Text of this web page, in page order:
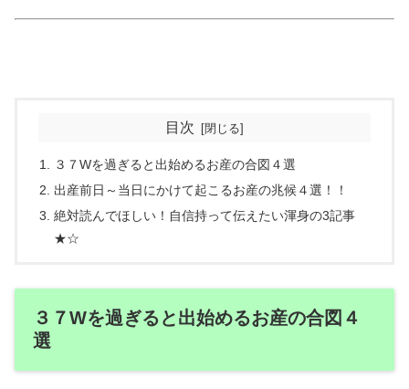
目次
３７Wを過ぎると出始めるお産の合図４選
出産前日～当日にかけて起こるお産の兆候４選！！
絶対読んでほしい！自信持って伝えたい渾身の3記事
★☆
３７Wを過ぎると出始めるお産の合図４
選